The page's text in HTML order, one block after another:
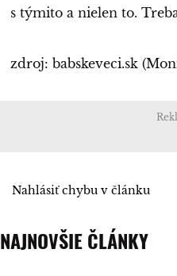
s týmito a nielen to.
zdroj: babskeveci.sk
Nahlásiť chybu v článku
NAJNOVŠIE ČLÁNKY